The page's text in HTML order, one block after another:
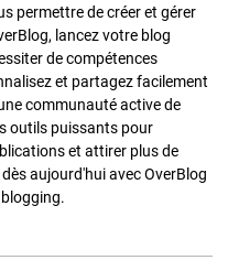
permettre de créer et gérer
lancez votre blog
de compétences
et partagez facilement
communauté active de
outils puissants pour
et attirer plus de
aujourd'hui avec OverBlog